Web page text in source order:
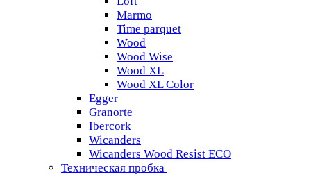
Marmo
Time parquet
Wood
Wood Wise
Wood XL
Wood XL Color
Egger
Granorte
Ibercork
Wicanders
Wicanders Wood Resist ECO
Техническая пробка